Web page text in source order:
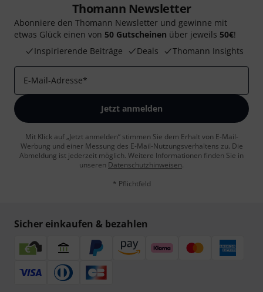
Thomann Newsletter
Abonniere den Thomann Newsletter und gewinne mit
etwas Glück einen von 50 Gutscheinen über jeweils 50€!
Inspirierende Beiträge
Deals Thomann Insights
E-Mail-Adresse*
Jetzt anmelden
Mit Klick auf „Jetzt anmelden“ stimmen Sie dem Erhalt von E-Mail-
Werbung und einer Messung des E-Mail-Nutzungsverhaltens zu. Die
Abmeldung ist jederzeit möglich. Weitere Informationen finden Sie in
unseren Datenschutzhinweisen.
* Pflichtfeld
Sicher einkaufen & bezahlen